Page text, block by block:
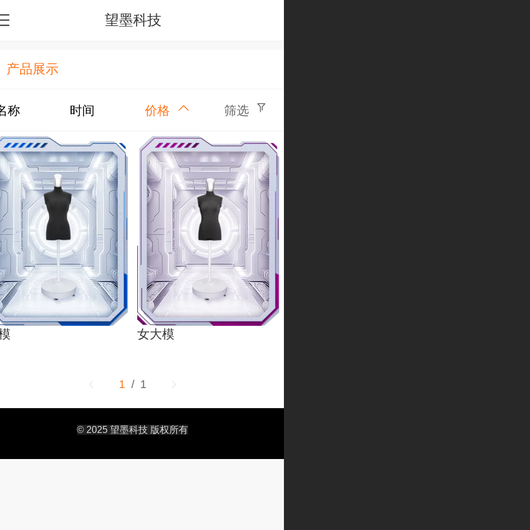
望墨科技
产品展示
称 时间 价格 筛选
女大模
1 / 1
© 2025 望墨科技 版权所有